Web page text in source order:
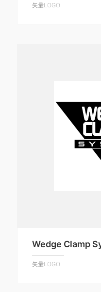
矢量LOGO
Wedge Clamp
矢量LOGO